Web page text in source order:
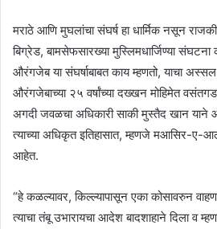
मराठे आणि मुघलांचा संघर्ष हा धार्मिक नसून
बिग्रेड, बामसेफसारख्या मुस्लिमधार्जिण्या
औरंगजेब या संघर्षाबाबत काय म्हणतो, याचा अस्सल
औरंगजेबाच्या २५ वर्षांच्या दख्खन मोहिमेत
अगदी जवळचा अधिकारी साकी मुस्तैद खान याने
त्याच्या अधिकृत इतिहासात, म्हणजे मआसिर-ए-
आहेत.
“हे कळल्यावर, किल्ल्यापासून एका कोसावरुन
त्याचा तंबू उभारायचा आदेश बादशाहाने दिला व